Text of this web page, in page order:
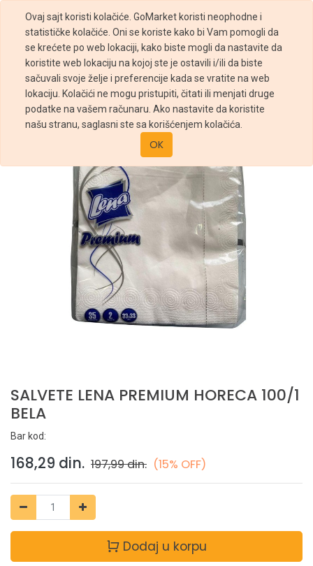
Ovaj sajt koristi kolačiće. GoMarket koristi neophodne i
statističke kolačiće. Oni se koriste kako bi Vam pomogli da
se krećete po web lokaciji, kako biste mogli da nastavite da
koristite web lokaciju na kojoj ste je ostavili i/ili da biste
sačuvali svoje želje i preferencije kada se vratite na web
lokaciju. Kolačići ne mogu pristupiti, čitati ili menjati druge
podatke na vašem računaru. Ako nastavite da koristite
našu stranu, saglasni ste sa korišćenjem kolačića.
OK
Prodavnica
SALVETE LENA PREMIUM HORECA 100/1 BELA
SALVETE LENA PREMIUM HORECA 100/1
BELA
Bar kod:
168,29 din. 197,99din. (15% OFF)
Dodaj u korpu